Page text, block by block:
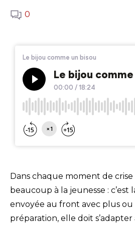
0
Dans chaque moment de
beaucoup à la jeunesse : c’est
envoyée au front avec plus ou
préparation, elle doit